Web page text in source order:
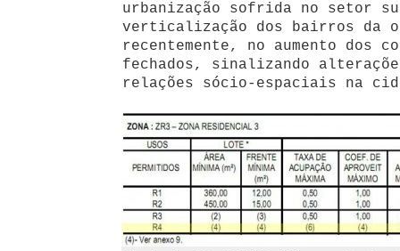
urbanização sofrida no setor
verticalização dos bairros da
recentemente, no aumento dos
fechados, sinalizando
relações sócio-espaciais na